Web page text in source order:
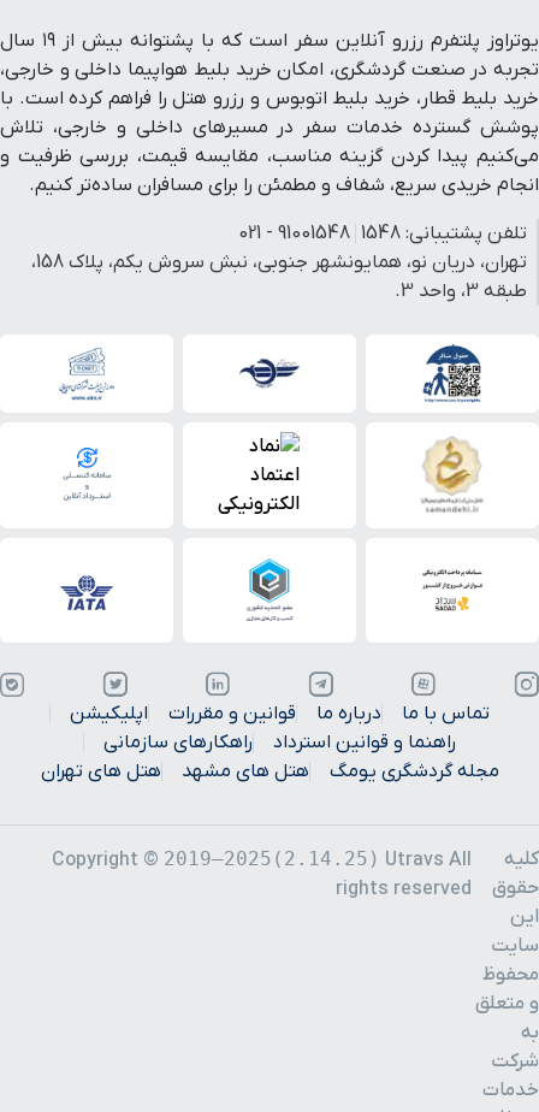
یوتراوز پلتفرم رزرو آنلاین سفر است که با پشتوانه بیش از ۱۹ سال
تجربه در صنعت گردشگری، امکان خرید بلیط هواپیما داخلی و خارجی،
خرید بلیط قطار، خرید بلیط اتوبوس و رزرو هتل را فراهم کرده است. با
پوشش گسترده خدمات سفر در مسیرهای داخلی و خارجی، تلاش
می‌کنیم پیدا کردن گزینه مناسب، مقایسه قیمت، بررسی ظرفیت و
انجام خریدی سریع، شفاف و مطمئن را برای مسافران ساده‌تر کنیم.
تلفن پشتیبانی: 1548
91001548 - 021
تهران، دریان نو، همایونشهر جنوبی، نبش سروش یکم، پلاک 158،
طبقه 3، واحد 3.
تماس با ما درباره ما قوانین و مقررات
اپلیکیشن
راهنما و قوانین استرداد
راهکارهای سازمانی
مجله گردشگری یومگ
هتل های مشهد هتل های تهران
کلیه
حقوق
این
سایت
محفوظ
و متعلق
به
شرکت
خدمات
Copyright © 2019–2025(2.14.25) Utravs All
rights reserved